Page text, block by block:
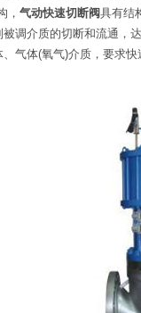
， 气动快速切断阀具有结
调介质的切断和流通，
气体(氧气)介质，要求